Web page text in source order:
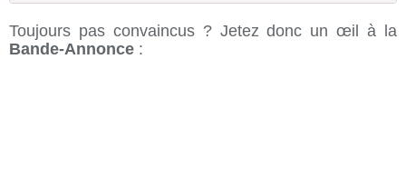
Toujours pas convaincus ? Jetez donc un œil à la
Bande-Annonce :